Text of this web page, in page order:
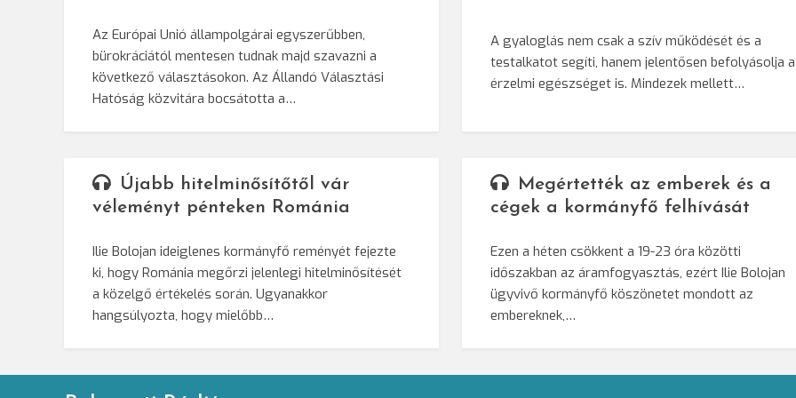
Az Európai Unió állampolgárai egyszerűbben,
bürokráciától mentesen tudnak majd szavazni a
következő választásokon. Az Állandó Választási
Hatóság közvitára bocsátotta a…
A gyaloglás nem csak a szív működését és a
testalkatot segíti, hanem jelentősen befolyásolja
érzelmi egészséget is. Mindezek mellett…
Újabb hitelminősítőtől vár
véleményt pénteken Románia
Ilie Bolojan ideiglenes kormányfő reményét fejezte
ki, hogy Románia megőrzi jelenlegi hitelminősítését
a közelgő értékelés során. Ugyanakkor
hangsúlyozta, hogy mielőbb…
Megértették az emberek és a
cégek a kormányfő felhívását
Ezen a héten csökkent a 19-23 óra közötti
időszakban az áramfogyasztás, ezért Ilie Bolojan
ügyvivő kormányfő köszönetet mondott az
embereknek,…